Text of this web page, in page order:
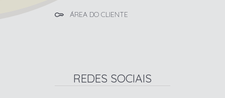
ÁREA DO CLIENTE
REDES SOCIAIS